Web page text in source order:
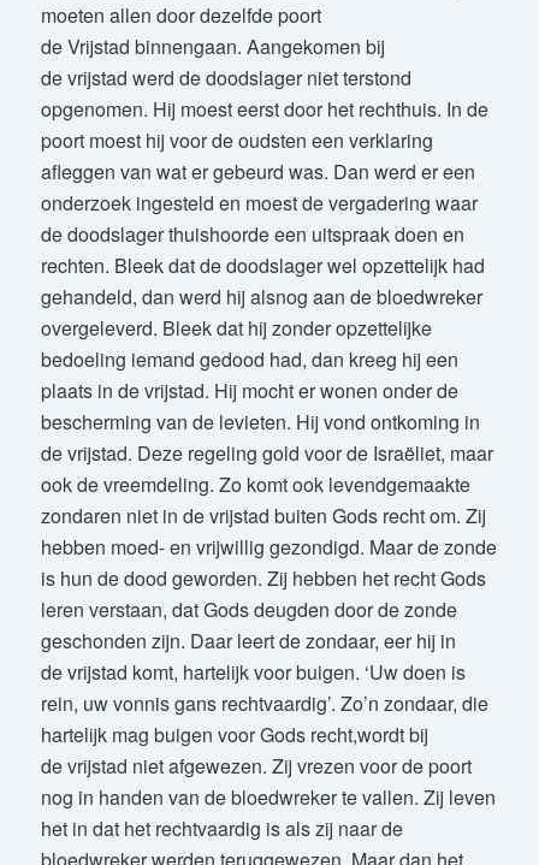
moeten allen door dezelfde poort
de Vrijstad binnengaan. Aangekomen bij
de vrijstad werd de doodslager niet terstond
opgenomen. Hij moest eerst door het rechthuis. In de
poort moest hij voor de oudsten een verklaring
afleggen van wat er gebeurd was. Dan werd er een
onderzoek ingesteld en moest de vergadering waar
de doodslager thuishoorde een uitspraak doen en
rechten. Bleek dat de doodslager wel opzettelijk had
gehandeld, dan werd hij alsnog aan de bloedwreker
overgeleverd. Bleek dat hij zonder opzettelijke
bedoeling iemand gedood had, dan kreeg hij een
plaats in de vrijstad. Hij mocht er wonen onder de
bescherming van de levieten. Hij vond ontkoming in
de vrijstad. Deze regeling gold voor de Israëliet, maar
ook de vreemdeling. Zo komt ook levendgemaakte
zondaren niet in de vrijstad buiten Gods recht om. Zij
hebben moed- en vrijwillig gezondigd. Maar de zonde
is hun de dood geworden. Zij hebben het recht Gods
leren verstaan, dat Gods deugden door de zonde
geschonden zijn. Daar leert de zondaar, eer hij in
de vrijstad komt, hartelijk voor buigen. ‘Uw doen is
rein, uw vonnis gans rechtvaardig’. Zo’n zondaar, die
hartelijk mag buigen voor Gods recht,wordt bij
de vrijstad niet afgewezen. Zij vrezen voor de poort
nog in handen van de bloedwreker te vallen. Zij leven
het in dat het rechtvaardig is als zij naar de